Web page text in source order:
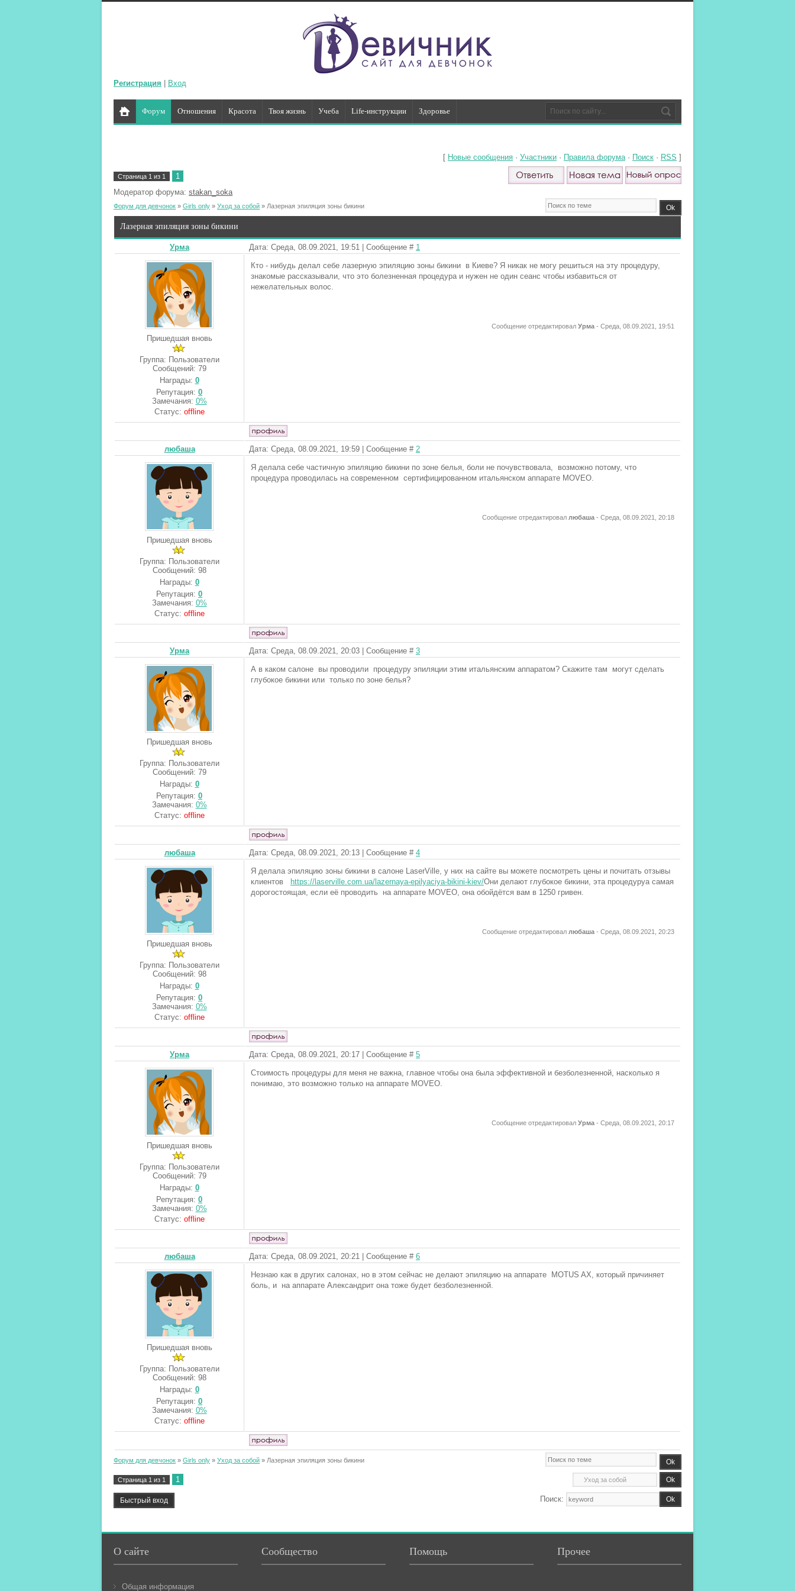
Регистрация Вход
Форум Отношения Красота Твоя жизнь Учеба Life-инструкции Здоровье
[ Новые сообщения · Участники · Правила форума· Поиск · RSS ]
Страница 1 из 1
1
Модератор форума: stakan_soka
Форум для девчонок » Girls only » Уход за собой » Лазерная эпиляция зоны бикини
Лазерная эпиляция зоны бикини
Урма Дата: Среда, 08.09.2021, 19:51 | Сообщение # 1
Пришедшая вновь
Группа: Пользователи
Сообщений: 79
Награды: 0
Репутация: 0
Замечания: 0%
Статус: offline
Кто - нибудь делал себе лазерную эпиляцию зоны бикини в Киеве? Я никак не могу решиться на эту процедуру,
знакомые рассказывали, что это болезненная процедура и нужен не один сеанс чтобы избавиться от
нежелательных волос.
Сообщение отредактировал Урма - Среда, 08.09.2021, 19:51
любаша Дата: Среда, 08.09.2021, 19:59 | Сообщение # 2
Пришедшая вновь
Группа: Пользователи
Сообщений: 98
Награды: 0
Репутация: 0
Замечания: 0%
Статус: offline
Я делала себе частичную эпиляцию бикини по зоне белья, боли не почувствовала, возможно потому, что
процедура проводилась на современном сертифицированном итальянском аппарате MOVEO.
Сообщение отредактировал любаша - Среда, 08.09.2021, 20:18
Урма Дата: Среда, 08.09.2021, 20:03 | Сообщение # 3
Пришедшая вновь
Группа: Пользователи
Сообщений: 79
Награды: 0
Репутация: 0
Замечания: 0%
Статус: offline
А в каком салоне вы проводили процедуру эпиляции этим итальянским аппаратом? Скажите там могут сделать
глубокое бикини или только по зоне белья?
любаша Дата: Среда, 08.09.2021, 20:13 | Сообщение # 4
Пришедшая вновь
Группа: Пользователи
Сообщений: 98
Награды: 0
Репутация: 0
Замечания: 0%
Статус: offline
Я делала эпиляцию зоны бикини в салоне LaserVille, у них на сайте вы можете посмотреть цены и почитать отзывы
клиентов
https://laserville.com.ua/lazernaya-epilyaciya-bikini-kiev/Они делают глубокое бикини, эта процедуруа самая
дорогостоящая, если её проводить на аппарате MOVEO, она обойдётся вам в 1250 гривен.
Сообщение отредактировал любаша - Среда, 08.09.2021, 20:23
Урма Дата: Среда, 08.09.2021, 20:17 | Сообщение # 5
Пришедшая вновь
Группа: Пользователи
Сообщений: 79
Награды: 0
Репутация: 0
Замечания: 0%
Статус: offline
Стоимость процедуры для меня не важна, главное чтобы она была эффективной и безболезненной, насколько я
понимаю, это возможно только на аппарате MOVEO.
Сообщение отредактировал Урма - Среда, 08.09.2021, 20:17
любаша Дата: Среда, 08.09.2021, 20:21 | Сообщение # 6
Пришедшая вновь
Группа: Пользователи
Сообщений: 98
Награды: 0
Репутация: 0
Замечания: 0%
Статус: offline
Незнаю как в других салонах, но в этом сейчас не делают эпиляцию на аппарате MOTUS AX, который причиняет
боль, и на аппарате Александрит она тоже будет безболезненной.
Форум для девчонок » Girls only » Уход за собой » Лазерная эпиляция зоны бикини
Страница 1 из 1 1
Поиск:
О сайте
Общая информация
Сообщество Помощь Прочее